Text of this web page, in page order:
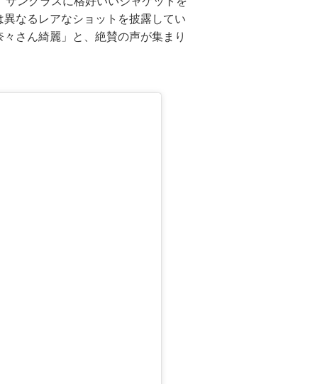
なるレアなショットを披露してい
さん綺麗」と、絶賛の声が集まり